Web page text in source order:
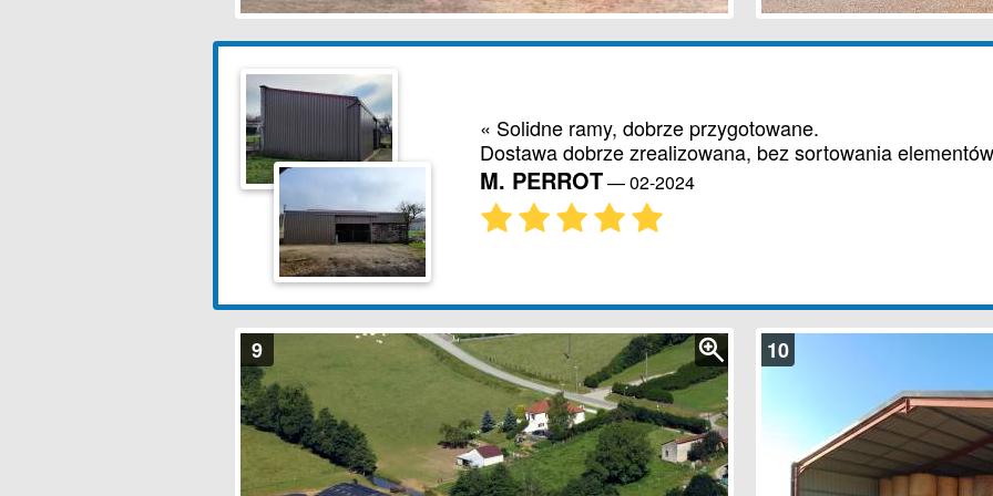
« Solidne ramy, dobrze przygotowane.
Dostawa dobrze zrealizowana, bez sortowania
M. PERROT—02-2024
9 10